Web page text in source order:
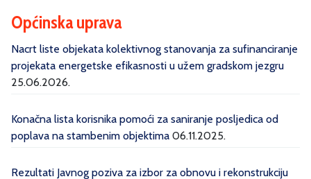
Općinska uprava
Nacrt liste objekata kolektivnog stanovanja za sufinanciranje
projekata energetske efikasnosti u užem gradskom jezgru
25.06.2026.
Konačna lista korisnika pomoći za saniranje posljedica od
poplava na stambenim objektima 06.11.2025.
Rezultati Javnog poziva za izbor za obnovu i rekonstrukciju